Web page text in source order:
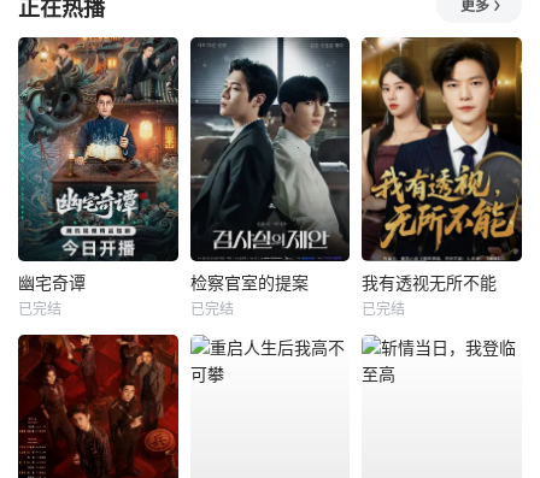
正在热播 更多
幽宅奇谭
已完结
检察官室的提案
已完结
我有透视无所不能
已完结